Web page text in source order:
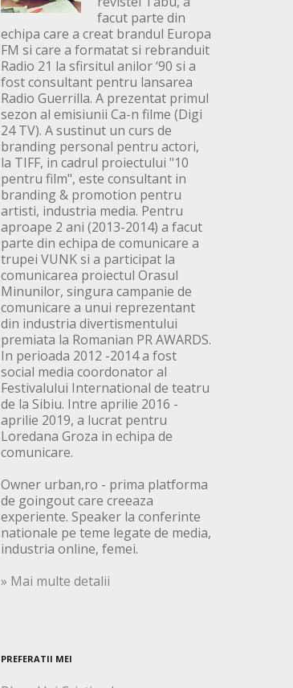
facut parte din
echipa care a creat brandul Europa
FM si care a formatat si rebranduit
Radio 21 la sfirsitul anilor ‘90 si a
fost consultant pentru lansarea
Radio Guerrilla. A prezentat primul
sezon al emisiunii Ca-n filme (Digi
24 TV). A sustinut un curs de
branding personal pentru actori,
la TIFF, in cadrul proiectului "10
pentru film", este consultant in
branding & promotion pentru
artisti, industria media. Pentru
aproape 2 ani (2013-2014) a facut
parte din echipa de comunicare a
trupei VUNK si a participat la
comunicarea proiectul Orasul
Minunilor, singura campanie de
comunicare a unui reprezentant
din industria divertismentului
premiata la Romanian PR AWARDS.
In perioada 2012 -2014 a fost
social media coordonator al
Festivalului International de teatru
de la Sibiu. Intre aprilie 2016 -
aprilie 2019, a lucrat pentru
Loredana Groza in echipa de
comunicare.
Owner urban,ro - prima platforma
de goingout care creeaza
experiente. Speaker la conferinte
nationale pe teme legate de media,
industria online, femei.
» Mai multe detalii
PREFERATII MEI